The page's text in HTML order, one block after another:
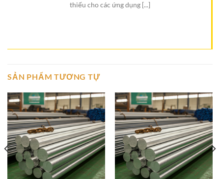
thiếu cho các ứng dụng [...]
SẢN PHẨM TƯƠNG TỰ